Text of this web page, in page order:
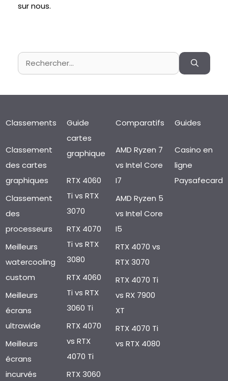
sur nous.
Rechercher :
Classements
Classement
des cartes
graphiques
Classement
des
processeurs
Meilleurs
watercooling
custom
Meilleurs
écrans
ultrawide
Meilleurs
écrans
incurvés
Guide
cartes
graphique
RTX 4060
Ti vs RTX
3070
RTX 4070
Ti vs RTX
3080
RTX 4060
Ti vs RTX
3060 Ti
RTX 4070
vs RTX
4070 Ti
RTX 3060
Comparatifs
AMD Ryzen 7
vs Intel Core
I7
AMD Ryzen 5
vs Intel Core
I5
RTX 4070 vs
RTX 3070
RTX 4070 Ti
vs RX 7900
XT
RTX 4070 Ti
vs RTX 4080
Guides
Casino en
ligne
Paysafecard